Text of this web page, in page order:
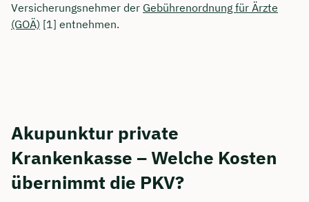
Versicherungsnehmer der Gebührenordnung für Ärzte
(GOÄ) [1] entnehmen.
Akupunktur private
Krankenkasse – Welche Kosten
übernimmt die PKV?